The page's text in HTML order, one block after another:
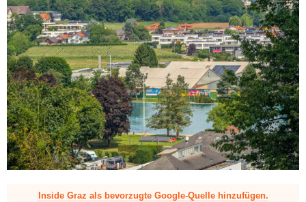
Inside Graz als bevorzugte Google-Quelle hinzufügen.